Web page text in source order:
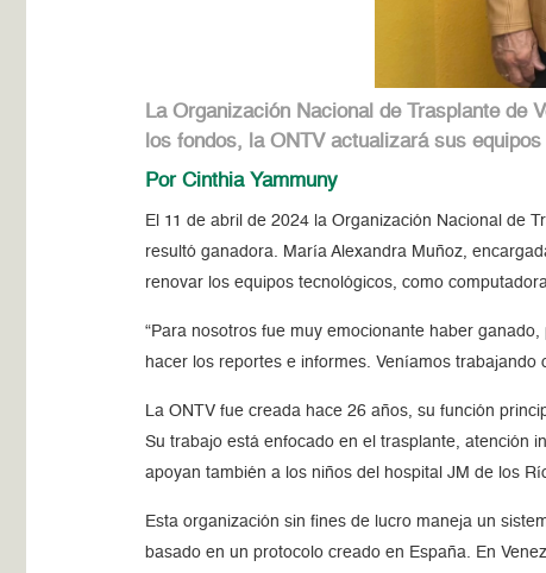
La Organización Nacional de Trasplante de
los fondos, la ONTV actualizará sus
Por Cinthia Yammuny
El 11 de abril de 2024 la Organización Nacional de
resultó ganadora. María Alexandra Muñoz,
renovar los equipos tecnológicos, como
“Para nosotros fue muy emocionante haber
hacer los reportes e informes. Veníamos
La ONTV fue creada hace 26 años, su función
Su trabajo está enfocado en el trasplante, atención
apoyan también a los niños del hospital JM de los
Esta organización sin fines de lucro maneja un
basado en un protocolo creado en España. En